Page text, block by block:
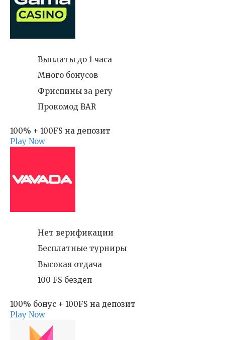
Выплаты до 1 часа
Много бонусов
Фриспины за регу
Прокомод BAR
100% + 100FS на депозит
Play Now
Нет верификации
Бесплатные турниры
Высокая отдача
100 FS бездеп
100% бонус + 100FS на депозит
Play Now